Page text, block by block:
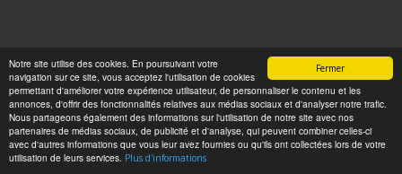
Fermer
Notre site utilise des cookies. En poursuivant votre
navigation sur ce site, vous acceptez l'utilisation de cookies
permettant d'améliorer votre expérience utilisateur, de personnaliser le contenu et les
annonces, d'offrir des fonctionnalités relatives aux médias sociaux et d'analyser notre trafic.
Nous partageons également des informations sur l'utilisation de notre site avec nos
partenaires de médias sociaux, de publicité et d'analyse, qui peuvent combiner celles-ci
avec d'autres informations que vous leur avez fournies ou qu'ils ont collectées lors de votre
utilisation de leurs services. Plus d'informations
Divorce - Avocat à Strasbourg
Droit de la famille - Avocat à Strasbourg
Droit pénal - Avocat à Strasbourg
Droit des victimes - Avocat à Strasbourg
Droit immobilier - Avocat à Strasbourg